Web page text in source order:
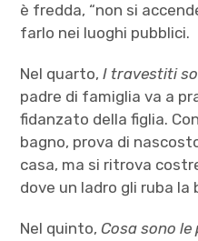
è fredda, “non si
farlo nei luoghi pubblici.
Nel quarto,I travestiti
padre di famiglia va a
fidanzato della figlia.
bagno, prova di
casa, ma si ritrova
dove un ladro gli ruba la
Nel quinto,Cosa sono